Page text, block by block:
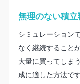
無理のない積
シミュレーション
なく継続すること
大量に買ってしま
成に適した方法です